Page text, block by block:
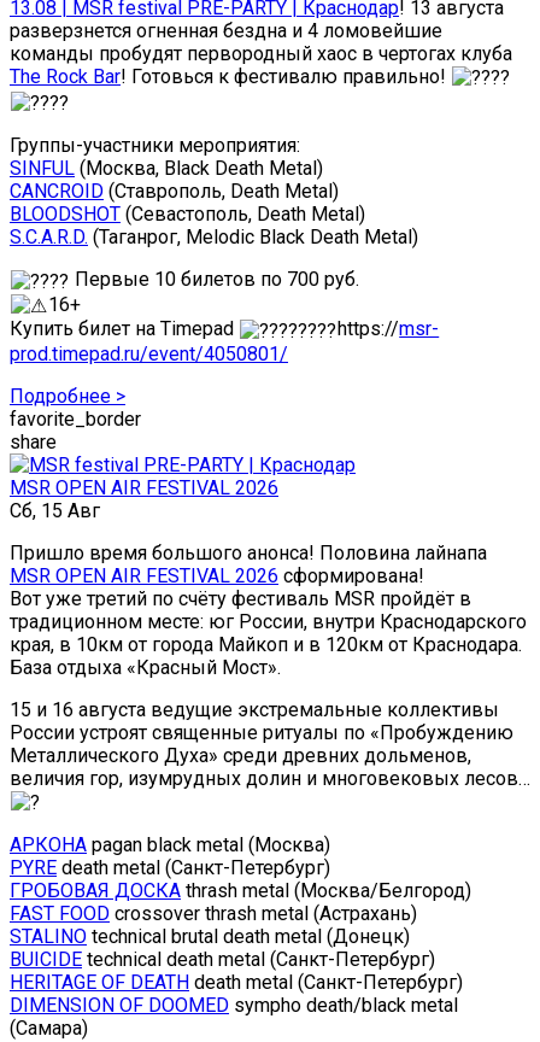
13.08 | MSR festival PRE-PARTY | Краснодар! 13 августа
разверзнется огненная бездна и 4 ломовейшие
команды пробудят первородный хаос в чертогах клуба
The Rock Bar! Готовься к фестивалю правильно!
Группы-участники мероприятия:
SINFUL (Москва, Black Death Metal)
CANCROID (Ставрополь, Death Metal)
BLOODSHOT (Севастополь, Death Metal)
S.C.A.R.D. (Таганрог, Melodic Black Death Metal)
Первые 10 билетов по 700 руб.
16+
Купить билет на Timepad
https://msr-
prod.timepad.ru/event/4050801/
Подробнее >
favorite_border
share
MSR OPEN AIR FESTIVAL 2026
Сб, 15 Авг
Пришло время большого анонса! Половина лайнапа
MSR OPEN AIR FESTIVAL 2026 сформирована!
Вот уже третий по счёту фестиваль MSR пройдёт в
традиционном месте: юг России, внутри Краснодарского
края, в 10км от города Майкоп и в 120км от Краснодара.
База отдыха «Красный Мост».
15 и 16 августа ведущие экстремальные коллективы
России устроят священные ритуалы по «Пробуждению
Металлического Духа» среди древних дольменов,
величия гор, изумрудных долин и многовековых лесов…
АРКОНА pagan black metal (Москва)
PYRE death metal (Санкт-Петербург)
ГРОБОВАЯ ДОСКА thrash metal (Москва/Белгород)
FAST FOOD crossover thrash metal (Астрахань)
STALINO technical brutal death metal (Донецк)
BUICIDE technical death metal (Санкт-Петербург)
HERITAGE OF DEATH death metal (Санкт-Петербург)
DIMENSION OF DOOMED sympho death/black metal
(Самара)